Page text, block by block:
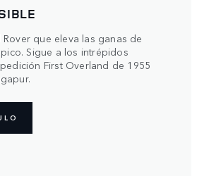
que eleva las ganas de
Sigue a los intrépidos
First Overland de 1955